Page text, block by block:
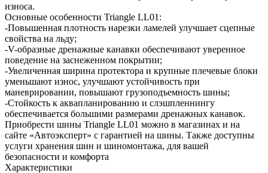
износа.
Основные особенности Triangle LL01:
-Повышенная плотность нарезки ламелей улучшает сцепные
свойства на льду;
-V-образные дренажные канавки обеспечивают уверенное
поведение на заснеженном покрытии;
-Увеличенная ширина протектора и крупные плечевые блоки
уменьшают износ, улучшают устойчивость при
маневрировании, повышают грузоподъемность шины;
-Стойкость к аквапланированию и слэшпленнингу
обеспечивается большими размерами дренажных канавок.
Приобрести шины Triangle LL01 можно в магазинах и на
сайте «Автоэксперт» с гарантией на шины. Также доступны
услуги хранения шин и шиномонтажа, для вашей
безопасности и комфорта
Характеристики